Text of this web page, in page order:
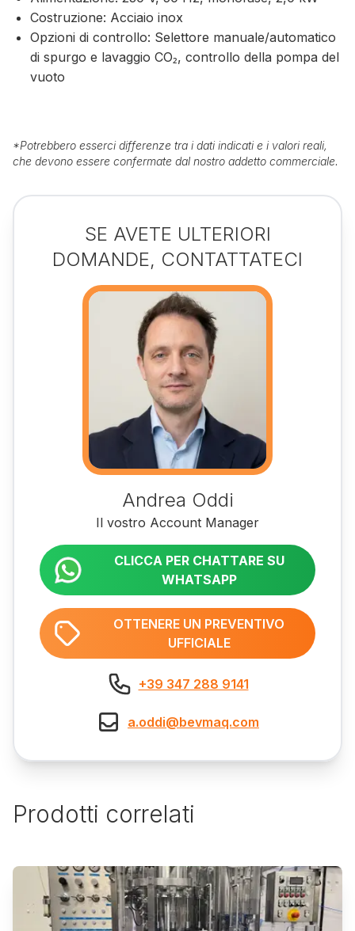
Costruzione: Acciaio inox
Opzioni di controllo: Selettore manuale/automatico
di spurgo e lavaggio CO₂, controllo della pompa del
vuoto
*Potrebbero esserci differenze tra i dati indicati e i valori reali,
che devono essere confermate dal nostro addetto commerciale.
SE AVETE ULTERIORI
DOMANDE, CONTATTATECI
Andrea Oddi
Il vostro Account Manager
CLICCA PER CHATTARE SU
WHATSAPP
OTTENERE UN PREVENTIVO
UFFICIALE
+39 347 288 9141
a.oddi@bevmaq.com
Prodotti correlati